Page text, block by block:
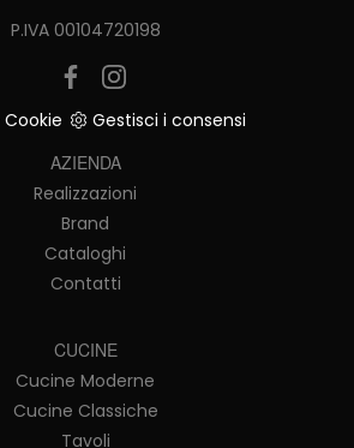
P.IVA 00104720198
Cookie
Gestisci i consensi
AZIENDA
Realizzazioni
Brand
Cataloghi
Contatti
CUCINE
Cucine Moderne
Cucine Classiche
Tavoli